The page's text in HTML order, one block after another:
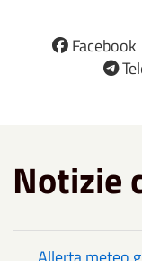
Facebook
Notizie